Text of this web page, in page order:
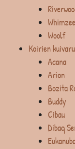
Woolf
Koirien
Acana
Arion
Bozita
Buddy
Cibau
Dibaq